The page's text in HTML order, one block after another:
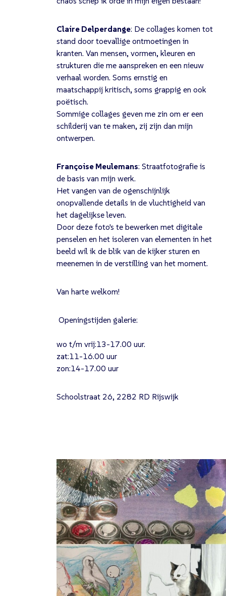
Claire Delperdange: De collages komen tot
stand door toevallige ontmoetingen in
kranten. Van mensen, vormen, kleuren en
strukturen die me aanspreken en een nieuw
verhaal worden. Soms ernstig en
maatschappij kritisch, soms grappig en ook
poëtisch.
Sommige collages geven me zin om er een
schilderij van te maken, zij zijn dan mijn
ontwerpen.
Françoise Meulemans: Straatfotografie is
de basis van mijn werk.
Het vangen van de ogenschijnlijk
onopvallende details in de vluchtigheid van
het dagelijkse leven.
Door deze foto's te bewerken met digitale
penselen en het isoleren van elementen in het
beeld wil ik de blik van de kijker sturen en
meenemen in de verstilling van het moment.
Van harte welkom!
Openingstijden galerie:
wo t/m vrij:13-17.00 uur.
zat:11-16.00 uur
zon:14-17.00 uur
Schoolstraat 26, 2282 RD Rijswijk